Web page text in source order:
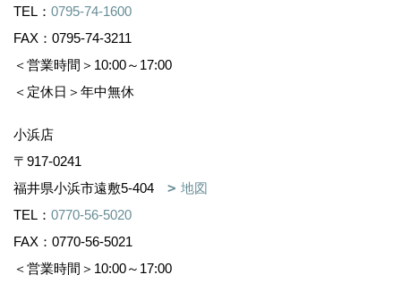
TEL： 0795-74-1600
FAX：0795-74-3211
＜営業時間＞10:00～17:00
＜定休日＞年中無休
小浜店
〒917-0241
福井県小浜市遠敷5-404
地図
TEL： 0770-56-5020
FAX：0770-56-5021
＜営業時間＞10:00～17:00